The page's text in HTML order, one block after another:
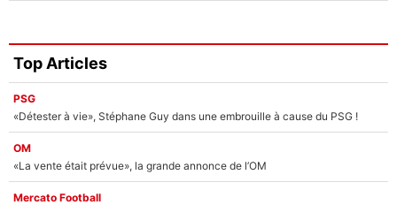
Top Articles
PSG
«Détester à vie», Stéphane Guy dans une embrouille à cause du PSG !
OM
«La vente était prévue», la grande annonce de l’OM
Mercato Football